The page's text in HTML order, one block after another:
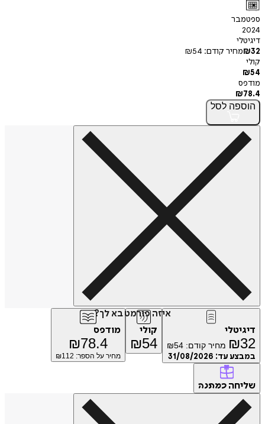
ספטמבר
2024
דיגיטלי
₪32 מחיר קודם: ₪54
קולי
₪54
מודפס
₪78.4
הוספה לסל
איזה פורמט בא לך?
דיגיטלי
₪32 מחיר קודם: ₪54
במבצע עד: 31/08/2026
קולי
₪54
מודפס
₪78.4
מחיר על הספר: ₪ 112
שליחה כמתנה